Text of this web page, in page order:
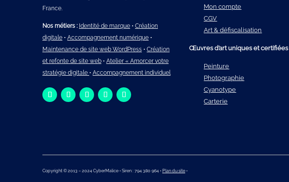
France.
Nos métiers : Identité de marque • Création
digitale • Accompagnement numérique •
Maintenance de site web WordPress • Création
et refonte de site web • Atelier « Amorcer votre
stratégie digitale • Accompagnement individuel
Mon compte
CGV
Art & défiscalisation
Œuvres d’art uniques et certifiées
Peinture
Photographie
Cyanotype
Carterie
Copyright © 2013 – 2024 CyberMalice • Siren : 794 380 964 • Plan du site •